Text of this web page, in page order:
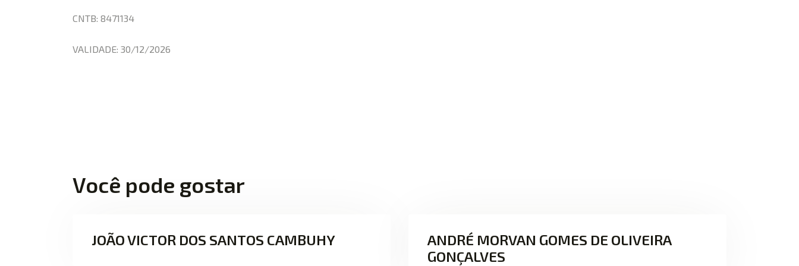
CNTB: 8471134
VALIDADE: 30/12/2026
Você pode gostar
JOÃO VICTOR DOS SANTOS CAMBUHY
ANDRÉ MORVAN GOMES DE OLIVEIRA
GONÇALVES